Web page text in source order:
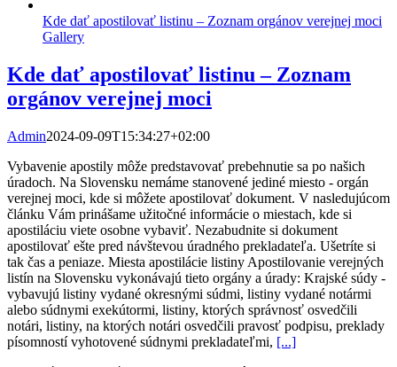
Kde dať apostilovať listinu – Zoznam orgánov verejnej moci
Gallery
Kde dať apostilovať listinu – Zoznam
orgánov verejnej moci
Admin2024-09-09T15:34:27+02:00
Vybavenie apostily môže predstavovať prebehnutie sa po našich
úradoch. Na Slovensku nemáme stanovené jediné miesto - orgán
verejnej moci, kde si môžete apostilovať dokument. V nasledujúcom
článku Vám prinášame užitočné informácie o miestach, kde si
apostiláciu viete osobne vybaviť. Nezabudnite si dokument
apostilovať ešte pred návštevou úradného prekladateľa. Ušetríte si
tak čas a peniaze. Miesta apostilácie listiny Apostilovanie verejných
listín na Slovensku vykonávajú tieto orgány a úrady: Krajské súdy -
vybavujú listiny vydané okresnými súdmi, listiny vydané notármi
alebo súdnymi exekútormi, listiny, ktorých správnosť osvedčili
notári, listiny, na ktorých notári osvedčili pravosť podpisu, preklady
písomností vyhotovené súdnymi prekladateľmi, [...]